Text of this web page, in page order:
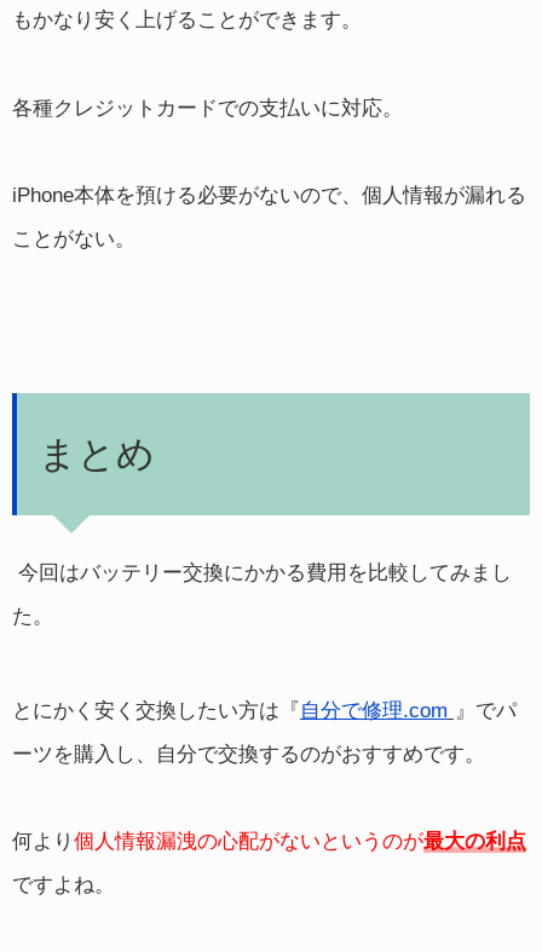
もかなり安く上げることができます。
各種クレジットカードでの支払いに対応。
iPhone本体を預ける必要がないので、個人情報が漏れる
ことがない。
まとめ
今回はバッテリー交換にかかる費用を比較してみまし
た。
とにかく安く交換したい方は『 自分で修理.com 』でパ
ーツを購入し、自分で交換するのがおすすめです。
何より 個人情報漏洩の心配がないというのが最大の利点
ですよね。